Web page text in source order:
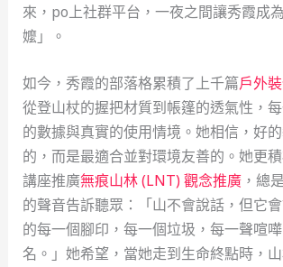
來，po上社群平台，一夜之間讓秀霞成
嬤」。
如今，秀霞的部落格累積了上千篇戶外
從登山杖的握把材質到帳篷的透氣性，
的數據與真實的使用情境。她相信，好
的，而是最適合並對環境友善的。她更
講座推廣無痕山林 (LNT) 觀念推廣，總
的聲音告訴聽眾：「山不會說話，但它
的每一個腳印，每一個垃圾，每一聲喧
名。」她希望，當她走到生命終點時，